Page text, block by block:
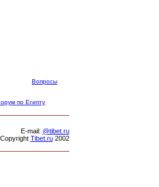
Вопросы
по Египту
Е-mail: @tibet.ru
Copyright Tibet.ru2002